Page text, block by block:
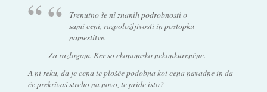
Trenutno še ni znanih podrobnosti o
sami ceni, razpoložljivosti in postopku
namestitve.
Za razlogom. Ker so ekonomsko nekonkurenčne.
A ni reku, da je cena te plošče podobna kot cena navadne in da
če prekrivaš streho na novo, te pride isto?